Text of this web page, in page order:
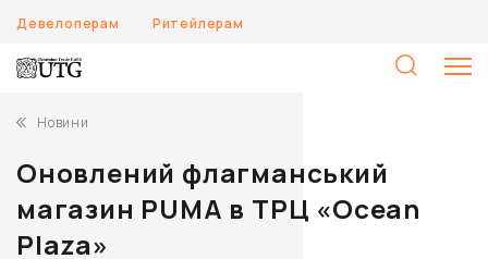
Девелоперам Ритейлерам
Новини
Оновлений флагманський
магазин PUMA в ТРЦ «Ocean
Plaza»